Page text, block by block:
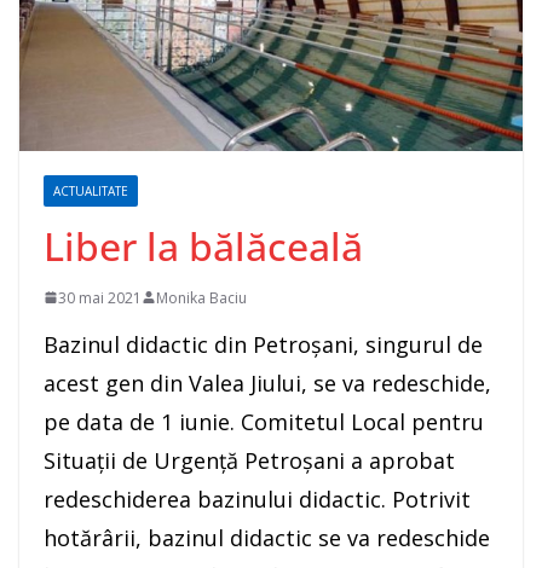
ACTUALITATE
Liber la bălăceală
30 mai 2021 Monika Baciu
Bazinul didactic din Petroșani, singurul de
acest gen din Valea Jiului, se va redeschide,
pe data de 1 iunie. Comitetul Local pentru
Situații de Urgență Petroșani a aprobat
redeschiderea bazinului didactic. Potrivit
hotărârii, bazinul didactic se va redeschide